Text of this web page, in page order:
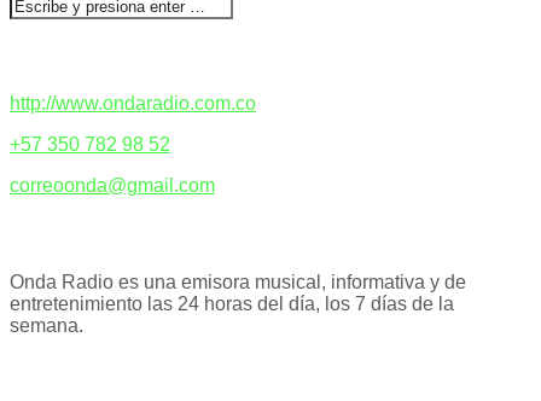
http://www.ondaradio.com.co
+57 350 782 98 52
correoonda@gmail.com
Onda Radio es una emisora musical, informativa y de
entretenimiento las 24 horas del día, los 7 días de la
semana.